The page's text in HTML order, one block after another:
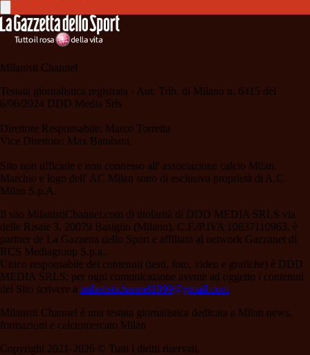
Milanisti Channel
Testata giornalistica registrata - Aut. Trib. di Milano n. 6415 del
6/06/2024 DDD Media Srls
Direttore Responsabile: Marco Torretta
Vice Direttore: Max Bambara.
Sito non ufficiale e non connesso all' associazione calcio Milan.
Marchio e logo dell' AC Milan sono di esclusiva proprietà di A.C.
Milan S.p.A.
Il sito MilanistiChannel.com di titolarità di DDD MEDIA SRLS via
delle Risaie 3, 20079 Basiglio (Milano), C.F./P.IVA 10837110963, è
partner de La Gazzetta dello Sport e affiliato al network Gazzanet di
RCS Mediagroup S.p.a..
Unico responsabile dei contenuti (testi, foto, video e grafiche) è DDD
MEDIA SRLS; per ogni comunicazione avente ad oggetto i contenuti
del Sito scrivere a milanistichannel1899@gmail.com
Milanisti Channel è una testata giornalistica dedicata a Milan news,
formazioni e calciomercato Milan
Copyright 2021-2026 © Tutti i diritti riservati.